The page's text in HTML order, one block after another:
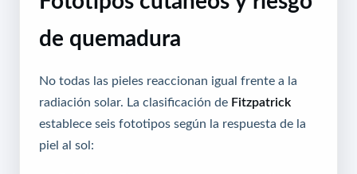
de quemadura
No todas las pieles reaccionan igual frente a la
radiación solar. La clasificación de Fitzpatrick
establece seis fototipos según la respuesta de la
piel al sol: